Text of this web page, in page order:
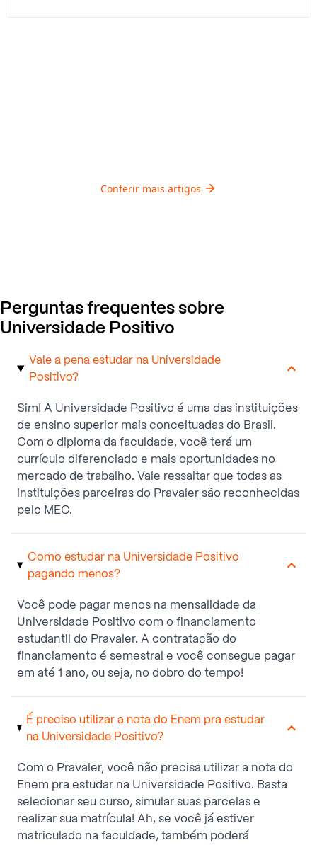
Conferir mais artigos
Perguntas frequentes sobre
Universidade Positivo
Vale a pena estudar na Universidade
Positivo?
Sim! A Universidade Positivo é uma das instituições
de ensino superior mais conceituadas do Brasil.
Com o diploma da faculdade, você terá um
currículo diferenciado e mais oportunidades no
mercado de trabalho. Vale ressaltar que todas as
instituições parceiras do Pravaler são reconhecidas
pelo MEC.
Como estudar na Universidade Positivo
pagando menos?
Você pode pagar menos na mensalidade da
Universidade Positivo com o financiamento
estudantil do Pravaler. A contratação do
financiamento é semestral e você consegue pagar
em até 1 ano, ou seja, no dobro do tempo!
É preciso utilizar a nota do Enem pra estudar
na Universidade Positivo?
Com o Pravaler, você não precisa utilizar a nota do
Enem pra estudar na Universidade Positivo. Basta
selecionar seu curso, simular suas parcelas e
realizar sua matrícula! Ah, se você já estiver
matriculado na faculdade, também poderá